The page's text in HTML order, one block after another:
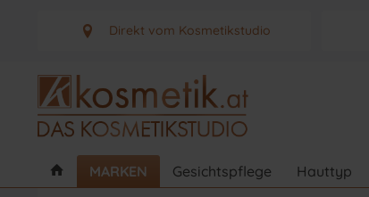
Direkt vom Kosmetikstudio
MARKEN Gesichtspflege Hauttyp